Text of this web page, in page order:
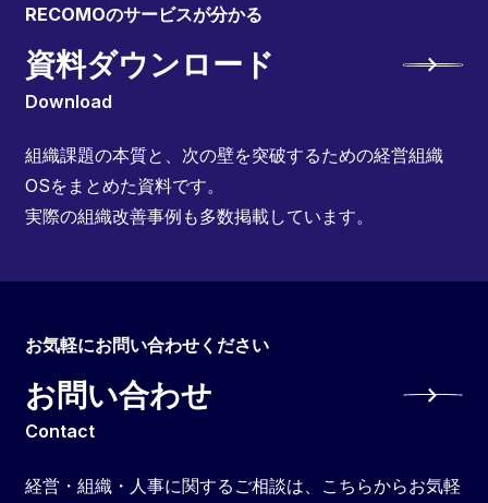
RECOMOのサービスが分かる
資料ダウンロード
Download
組織課題の本質と、次の壁を突破するための経営組織
OSをまとめた資料です。
実際の組織改善事例も多数掲載しています。
お気軽にお問い合わせください
お問い合わせ
Contact
経営・組織・人事に関するご相談は、こちらからお気軽